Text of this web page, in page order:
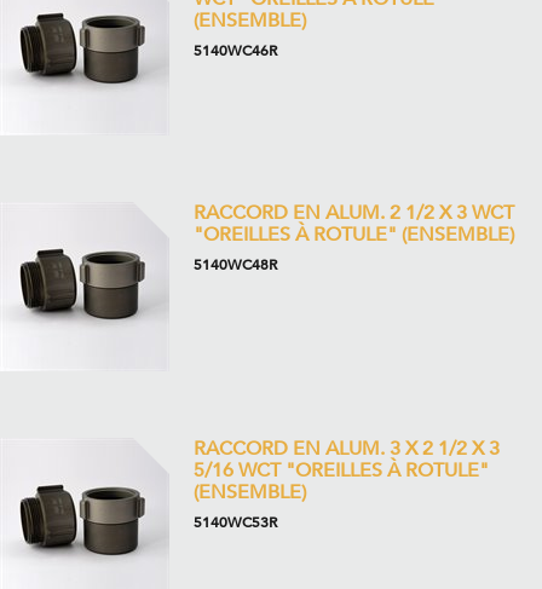
(ENSEMBLE)
5140WC46R
RACCORD EN ALUM. 2 1/2 X 3 WCT
"OREILLES À ROTULE" (ENSEMBLE)
5140WC48R
RACCORD EN ALUM. 3 X 2 1/2 X 3
5/16 WCT "OREILLES À ROTULE"
(ENSEMBLE)
5140WC53R